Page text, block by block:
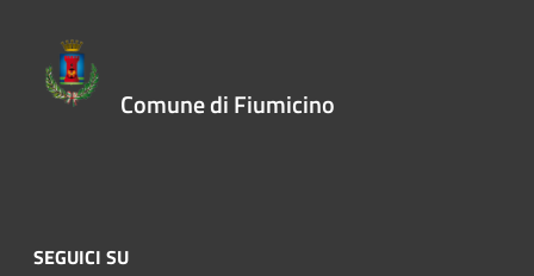
Comune di Fiumicino
SEGUICI SU